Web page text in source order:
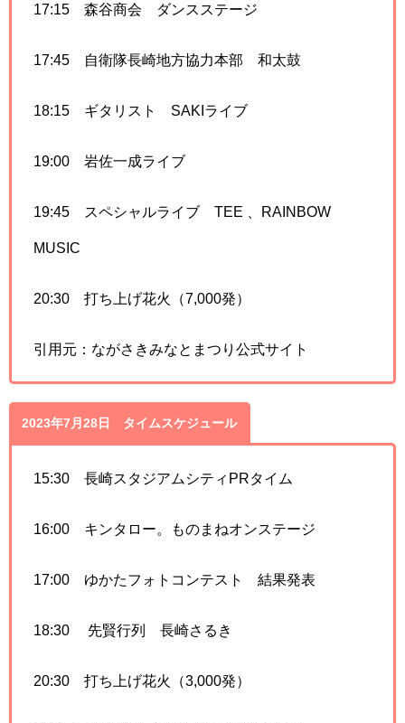
17:15 森谷商会 ダンスステージ
17:45 自衛隊長崎地方協力本部 和太鼓
18:15 ギタリスト SAKIライブ
19:00 岩佐一成ライブ
19:45 スペシャルライブ TEE 、RAINBOW
MUSIC
20:30 打ち上げ花火（7,000発）
引用元：ながさきみなとまつり公式サイト
2023年7月28日 タイムスケジュール
15:30 長崎スタジアムシティPRタイム
16:00 キンタロー。ものまねオンステージ
17:00 ゆかたフォトコンテスト 結果発表
18:30 先賢行列 長崎さるき
20:30 打ち上げ花火（3,000発）